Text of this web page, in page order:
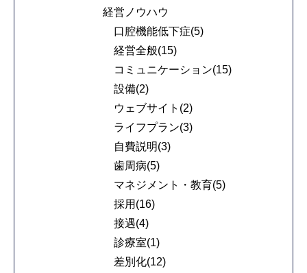
経営ノウハウ
口腔機能低下症(5)
経営全般(15)
コミュニケーション(15)
設備(2)
ウェブサイト(2)
ライフプラン(3)
自費説明(3)
歯周病(5)
マネジメント・教育(5)
採用(16)
接遇(4)
診療室(1)
差別化(12)